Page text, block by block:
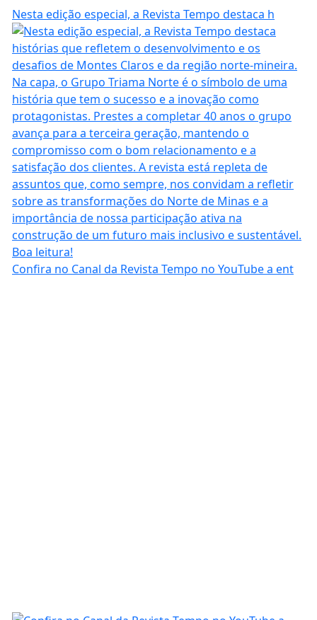
Nesta edição especial, a Revista Tempo destaca h
Confira no Canal da Revista Tempo no YouTube a ent